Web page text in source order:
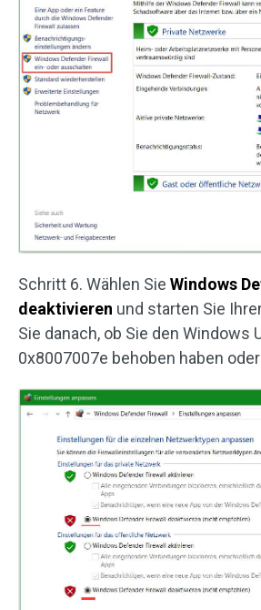
Schritt 6. Wählen Sie Windows
deaktivieren und starten Sie
Sie danach, ob Sie den Windows
0x8007007e behoben haben